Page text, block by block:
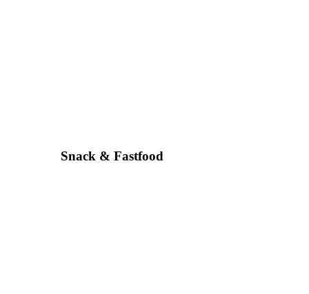
Snack & Fastfood